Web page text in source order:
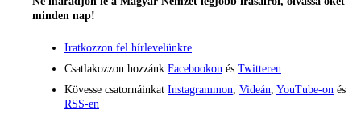
minden nap!
Iratkozzon fel hírlevelünkre
Csatlakozzon hozzánk Facebookon és Twitteren
Kövesse csatornáinkat Instagrammon, Videán, YouTube-on és
RSS-en